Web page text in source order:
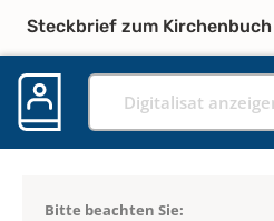
Steckbrief zum Kirchenbuch
Digitalisat
Bitte beachten Sie: